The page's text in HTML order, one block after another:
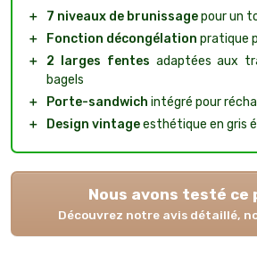
＋ 7 niveaux de brunissagepour un
＋
Fonction décongélation pratique
＋
2 larges fentes adaptées aux
bagels
＋
Porte-sandwich intégré pour
＋
Design vintageesthétique en gris
Nous avons testé ce
Découvrez notre avis détaillé,